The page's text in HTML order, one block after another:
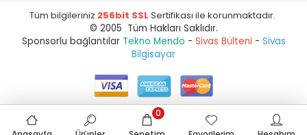
Tüm bilgileriniz 256bit SSL Sertifikası ile korunmaktadır.
© 2005 Tüm Hakları Saklıdır.
Sponsorlu bağlantılar Tekno Mendo - Sivas Bülteni - Sivas
Bilgisayar
0